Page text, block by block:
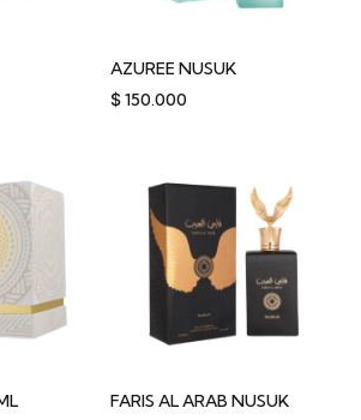
AZUREE NUSUK
$150.000
FARIS AL ARAB NUSUK